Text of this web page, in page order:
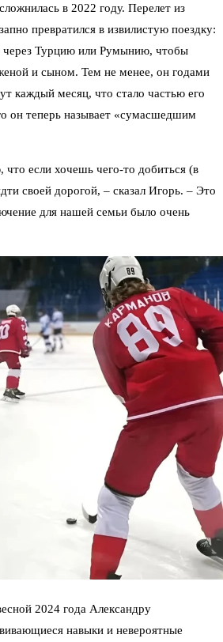
в 2022 году. Перелет из
превратился в извилистую поездку:
через Турцию или Румынию, чтобы
и сыном. Тем не менее, он годами
каждый месяц, что стало частью его
он теперь называет «сумасшедшим
если хочешь чего-то добиться (в
своей дорогой, – сказал Игорь. – Это
для нашей семьи было очень
2024 года Александру
навыки и невероятные